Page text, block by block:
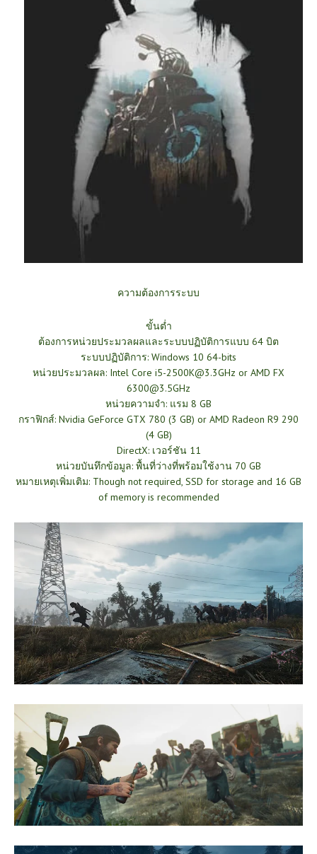
ความต้องการระบบ
ขั้นต่ำ
ต้องการหน่วยประมวลผลและระบบปฏิบัติการแบบ 64 บิต
ระบบปฏิบัติการ: Windows 10 64-bits
หน่วยประมวลผล: Intel Core i5-2500K@3.3GHz or AMD FX
6300@3.5GHz
หน่วยความจำ: แรม 8 GB
กราฟิกส์: Nvidia GeForce GTX 780 (3 GB) or AMD Radeon R9 290
(4 GB)
DirectX: เวอร์ชัน 11
หน่วยบันทึกข้อมูล: พื้นที่ว่างที่พร้อมใช้งาน 70 GB
หมายเหตุเพิ่มเติม: Though not required, SSD for storage and 16 GB
of memory is recommended